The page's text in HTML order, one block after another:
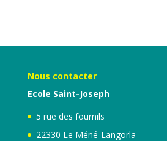
Nous contacter
Ecole Saint-Joseph
5 rue des fournils
22330 Le Méné-Langorla